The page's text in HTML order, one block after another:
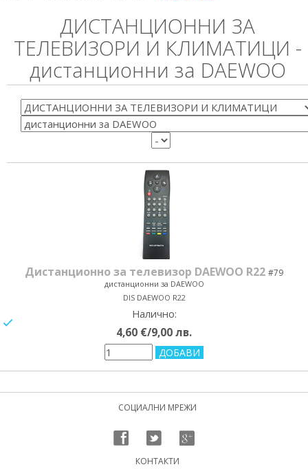
ДИСТАНЦИОННИ ЗА
ТЕЛЕВИЗОРИ И КЛИМАТИЦИ -
дистанционни за DAEWOO
Дистанционно за телевизор DAEWOO R22 #79
дистанционни за DAEWOO
DIS DAEWOO R22
Налично:
4,60 €/9,00 лв.
СОЦИАЛНИ МРЕЖИ
КОНТАКТИ